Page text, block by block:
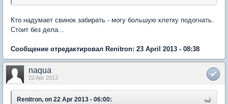
Кто надумает свинок забирать - могу большую клетку подогнать.
Стоит без дела...
Сообщение отредактировал Renitron: 23 April 2013 - 08:38
naqua
22 Apr 2013
Renitron, on 22 Apr 2013 - 06:00: